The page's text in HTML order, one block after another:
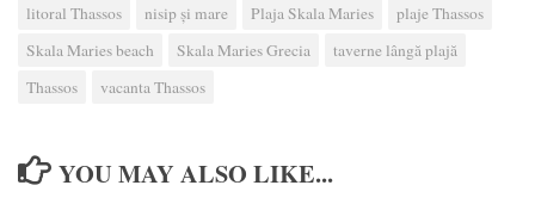
litoral Thassos
nisip şi mare Plaja Skala Maries
plaje Thassos
Skala Maries beach
Skala Maries Grecia
taverne lângă plajă
Thassos
vacanta Thassos
YOU MAY ALSO LIKE...